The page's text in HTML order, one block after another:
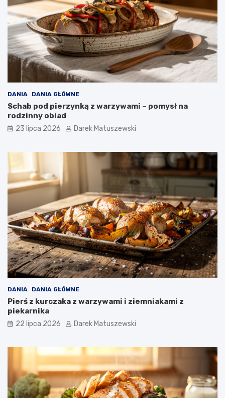
DANIA DANIA GŁÓWNE
Schab pod pierzynką z warzywami – pomysł na
rodzinny obiad
23 lipca 2026 Darek Matuszewski
DANIA DANIA GŁÓWNE
Pierś z kurczaka z warzywami i ziemniakami z
piekarnika
22 lipca 2026 Darek Matuszewski